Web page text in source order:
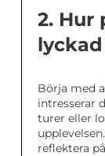
2. Hur
Börja med
intresserar
turer eller
reflektera